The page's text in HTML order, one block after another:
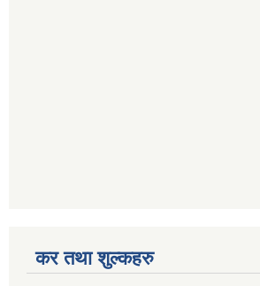
कर तथा शुल्कहरु